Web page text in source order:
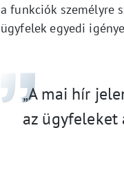
a funkciók személyre
ügyfelek egyedi
„A mai hír
az ügyfeleket